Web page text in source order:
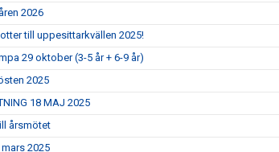
2026
till uppesittarkvällen 2025!
29 oktober (3-5 år + 6-9 år)
2025
18 MAJ 2025
årsmötet
2025